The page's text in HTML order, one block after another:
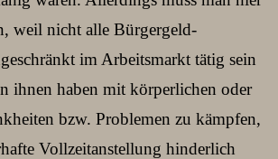
weil nicht alle Bürgergeld-
im Arbeitsmarkt tätig sein
ihnen haben mit körperlichen oder
bzw. Problemen zu kämpfen,
Vollzeitanstellung hinderlich